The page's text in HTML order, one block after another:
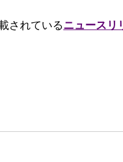
されているニュースリ